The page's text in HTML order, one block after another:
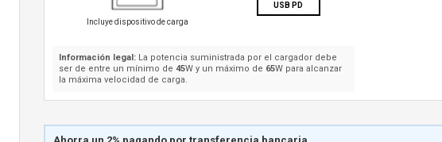
Incluye dispositivo de carga
USB PD
Información legal:La potencia suministrada por el cargador debe
ser de entre un mínimo de 45W y un máximo de 65W para alcanzar
la máxima velocidad de carga.